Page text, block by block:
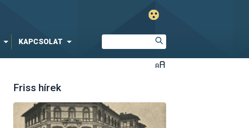
KAPCSOLAT
Friss hírek